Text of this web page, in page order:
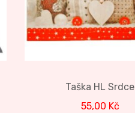
Taška HL Srdce
55,00 Kč